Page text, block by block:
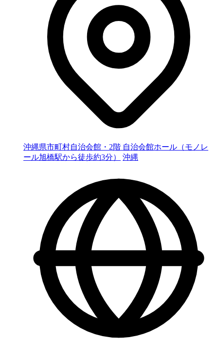
沖縄県市町村自治会館・2階 自治会館ホール（モノレ
ール旭橋駅から徒歩約3分）
沖縄